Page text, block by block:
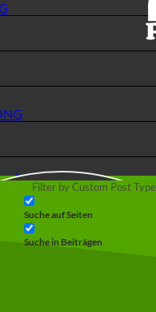
Filter by Custom Post Type
Suche auf Seiten
Suche in Beiträgen